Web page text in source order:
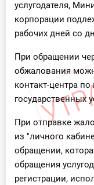
услугодателя,
корпорации
рабочих дней со
При обращении
обжалования
контакт-центра
государственных
При отправке
из "личного
обращении,
обращения
регистрации,